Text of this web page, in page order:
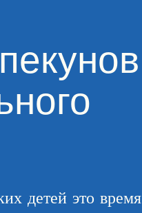
детей это время